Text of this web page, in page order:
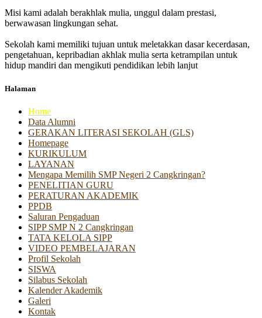
Misi kami adalah berakhlak mulia, unggul dalam prestasi,
berwawasan lingkungan sehat.
Sekolah kami memiliki tujuan untuk meletakkan dasar kecerdasan,
pengetahuan, kepribadian akhlak mulia serta ketrampilan untuk
hidup mandiri dan mengikuti pendidikan lebih lanjut
Halaman
Home
Data Alumni
GERAKAN LITERASI SEKOLAH (GLS)
Homepage
KURIKULUM
LAYANAN
Mengapa Memilih SMP Negeri 2 Cangkringan?
PENELITIAN GURU
PERATURAN AKADEMIK
PPDB
Saluran Pengaduan
SIPP SMP N 2 Cangkringan
TATA KELOLA SIPP
VIDEO PEMBELAJARAN
Profil Sekolah
SISWA
Silabus Sekolah
Kalender Akademik
Galeri
Kontak